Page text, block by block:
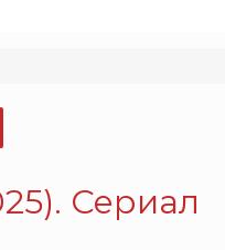
Сериал